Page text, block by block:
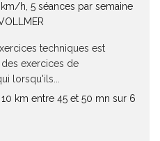
h, 5 séances par semaine
techniques est
exercices de
lorsqu'ils...
km entre 45 et 50 mn sur 6